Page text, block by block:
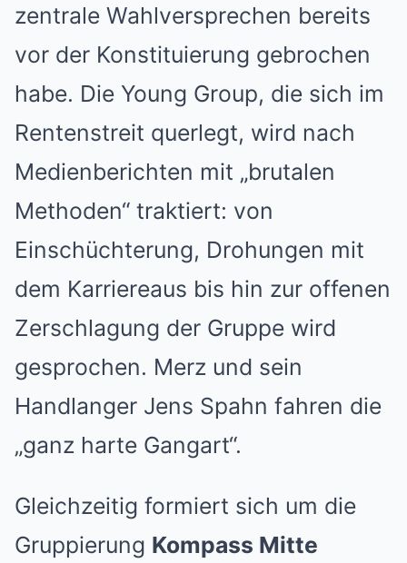
zentrale Wahlversprechen bereits
vor der Konstituierung gebrochen
habe. Die Young Group, die sich im
Rentenstreit querlegt, wird nach
Medienberichten mit „brutalen
Methoden“ traktiert: von
Einschüchterung, Drohungen mit
dem Karriereaus bis hin zur offenen
Zerschlagung der Gruppe wird
gesprochen. Merz und sein
Handlanger Jens Spahn fahren die
„ganz harte Gangart“.
Gleichzeitig formiert sich um die
Gruppierung Kompass Mitte